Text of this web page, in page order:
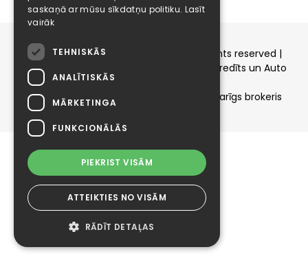
Copyright © 2015-2026 elizings.lv | All rights reserved |
elizings - Kredītu salīdzināšana, Patēriņa kredīts un Auto
SIA ELIZINGS.LV - pilnvaru apjoms - neatkarīgs brokeris
saskaņā ar mūsu sīkdatņu politiku. Lasīt
vairāk
TEHNISKĀS
ANALĪTISKĀS
MĀRKETINGA
FUNKCIONĀLĀS
PIEKRIST VISĀM
ATTEIKTIES NO VISĀM
RĀDĪT DETAĻAS